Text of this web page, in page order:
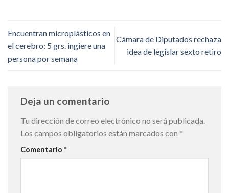
Encuentran microplásticos en
el cerebro: 5 grs. ingiere una
persona por semana
Cámara de Diputados rechaza
idea de legislar sexto retiro
Deja un comentario
Tu dirección de correo electrónico no será publicada.
Los campos obligatorios están marcados con *
Comentario *